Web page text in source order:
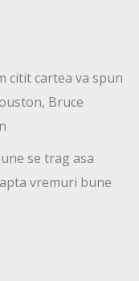
citit cartea va spun
Bruce
se trag asa
vremuri bune